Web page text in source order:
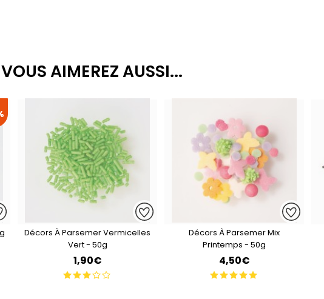
VOUS AIMEREZ AUSSI...
Décors À Parsemer Vermicelles
Vert - 50g
1,90€
Décors À Parsemer Mix
Printemps - 50g
4,50€